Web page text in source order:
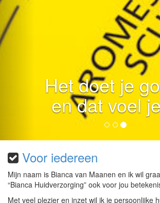
Het doet je
en dat voel
Voor iedereen
Mijn naam is Bianca van Maanen en ik wil
“Bianca Huidverzorging” ook voor jou
Met veel plezier en inzet wil ik je persoonlijke